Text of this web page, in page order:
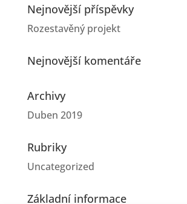
Nejnovější příspěvky
Rozestavěný projekt
Nejnovější komentáře
Archivy
Duben 2019
Rubriky
Uncategorized
Základní informace